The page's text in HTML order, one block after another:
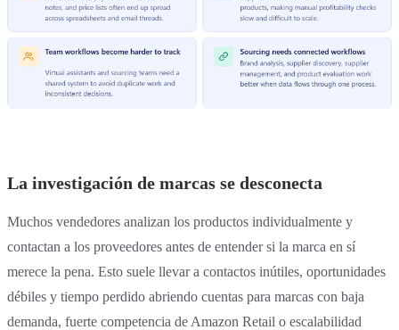
La investigación de marcas se desconecta
Muchos vendedores analizan los productos individualmente y
contactan a los proveedores antes de entender si la marca en sí
merece la pena. Esto suele llevar a contactos inútiles, oportunidades
débiles y tiempo perdido abriendo cuentas para marcas con baja
demanda, fuerte competencia de Amazon Retail o escalabilidad